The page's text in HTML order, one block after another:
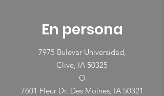
En persona
7975 Bulevar Universidad,
Clive, IA 50325
O
7601 Fleur Dr, Des Moines, IA 50321